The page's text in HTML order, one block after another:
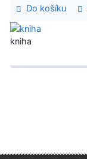
Do košíku
kniha